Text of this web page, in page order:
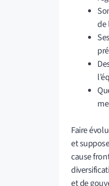
de
Faire
et
cause
et de